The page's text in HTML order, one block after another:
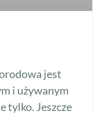
jest
i używanym
tylko. Jeszcze